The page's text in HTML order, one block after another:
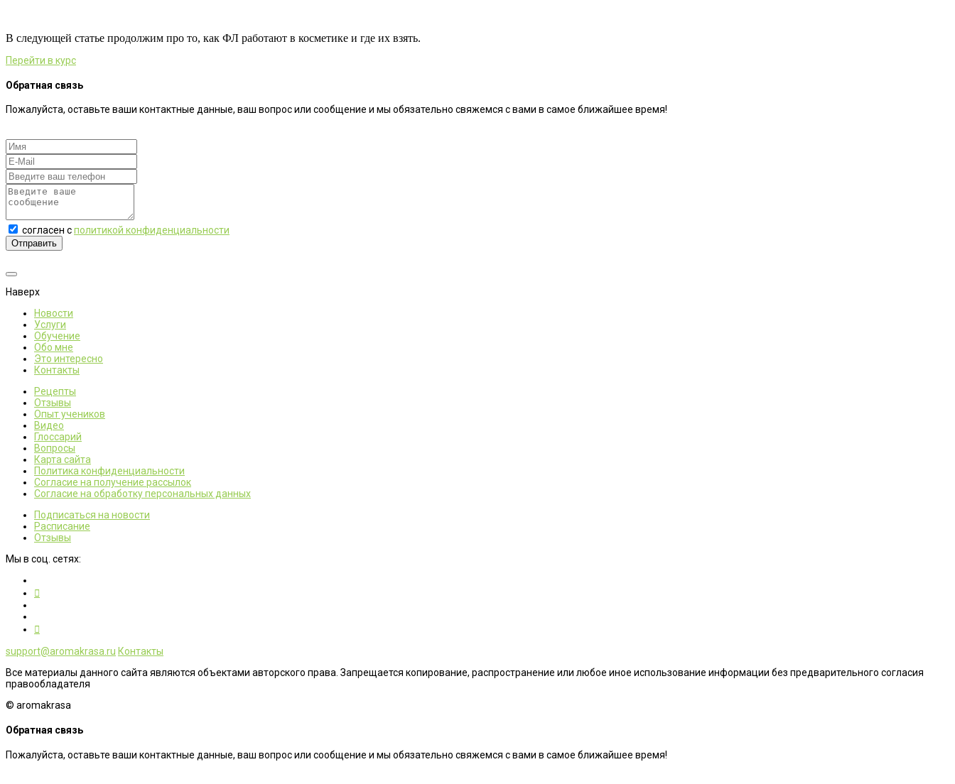
В следующей статье продолжим про то, как ФЛ работают в косметике и где их взять.
Перейти в курс
Обратная связь
Пожалуйста, оставьте ваши контактные данные, ваш вопрос или сообщение и мы обязательно свяжемся с вами в самое ближайшее время!
согласен сполитикой конфиденциальности
Отправить
Наверх
Новости
Услуги
Обучение
Обо мне
Это интересно
Контакты
Рецепты
Отзывы
Опыт учеников
Видео
Глоссарий
Вопросы
Карта сайта
Политика конфиденциальности
Согласие на получение рассылок
Согласие на обработку персональных данных
Подписаться на новости
Расписание
Отзывы
Мы в соц. сетях:
support@aromakrasa.ru Контакты
Все материалы данного сайта являются объектами авторского права. Запрещается копирование, распространение или любое иное использование информации без предварительного согласия
правообладателя
© aromakrasa
Обратная связь
Пожалуйста, оставьте ваши контактные данные, ваш вопрос или сообщение и мы обязательно свяжемся с вами в самое ближайшее время!